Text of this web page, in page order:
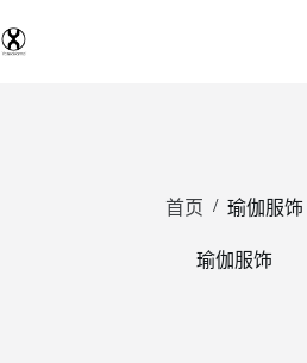
首页 / 瑜伽服饰
瑜伽服饰